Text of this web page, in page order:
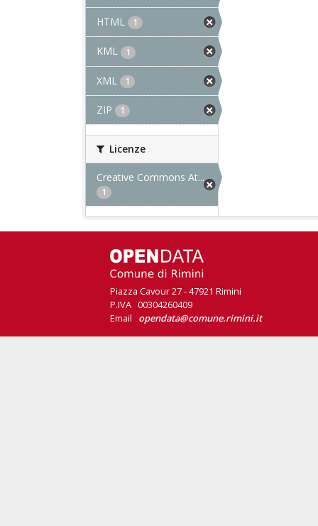
HTML 1
KML 1
XML 1
ZIP 1
Licenze
Creative Commons At...
1
Piazza Cavour 27 - 47921 Rimini
P.IVA 00304260409
Email opendata@comune.rimini.it